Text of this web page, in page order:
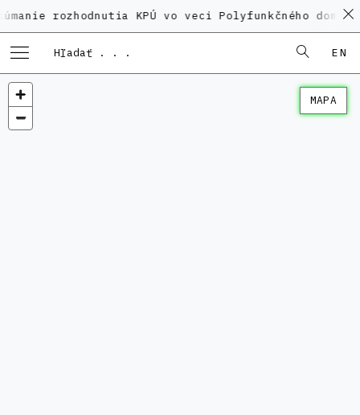
KPÚ vo veci Polyfunkčného domu na
EN
MAPA